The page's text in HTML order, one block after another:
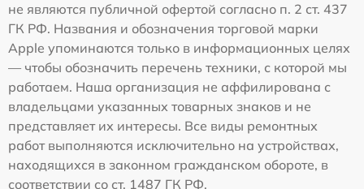
не являются публичной офертой согласно п. 2 ст. 437
ГК РФ. Названия и обозначения торговой марки
Apple упоминаются только в информационных целях
— чтобы обозначить перечень техники, с которой мы
работаем. Наша организация не аффилирована с
владельцами указанных товарных знаков и не
представляет их интересы. Все виды ремонтных
работ выполняются исключительно на устройствах,
находящихся в законном гражданском обороте, в
соответствии со ст. 1487 ГК РФ.